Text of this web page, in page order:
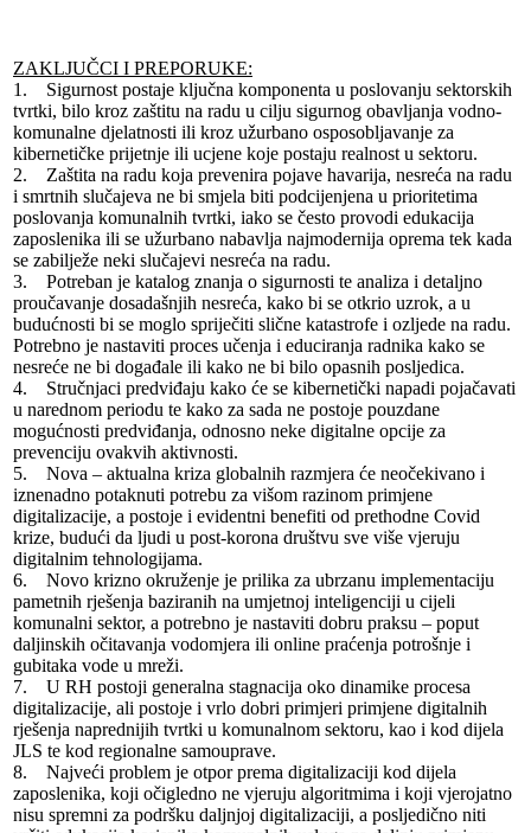
ZAKLJUČCI I PREPORUKE:
1. Sigurnost postaje ključna komponenta u poslovanju sektorskih
tvrtki, bilo kroz zaštitu na radu u cilju sigurnog obavljanja vodno-
komunalne djelatnosti ili kroz užurbano osposobljavanje za
kibernetičke prijetnje ili ucjene koje postaju realnost u sektoru.
2. Zaštita na radu koja prevenira pojave havarija, nesreća na radu
i smrtnih slučajeva ne bi smjela biti podcijenjena u prioritetima
poslovanja komunalnih tvrtki, iako se često provodi edukacija
zaposlenika ili se užurbano nabavlja najmodernija oprema tek kada
se zabilježe neki slučajevi nesreća na radu.
3. Potreban je katalog znanja o sigurnosti te analiza i detaljno
proučavanje dosadašnjih nesreća, kako bi se otkrio uzrok, a u
budućnosti bi se moglo spriječiti slične katastrofe i ozljede na radu.
Potrebno je nastaviti proces učenja i educiranja radnika kako se
nesreće ne bi događale ili kako ne bi bilo opasnih posljedica.
4. Stručnjaci predviđaju kako će se kibernetički napadi pojačavati
u narednom periodu te kako za sada ne postoje pouzdane
mogućnosti predviđanja, odnosno neke digitalne opcije za
prevenciju ovakvih aktivnosti.
5. Nova – aktualna kriza globalnih razmjera će neočekivano i
iznenadno potaknuti potrebu za višom razinom primjene
digitalizacije, a postoje i evidentni benefiti od prethodne Covid
krize, budući da ljudi u post-korona društvu sve više vjeruju
digitalnim tehnologijama.
6. Novo krizno okruženje je prilika za ubrzanu implementaciju
pametnih rješenja baziranih na umjetnoj inteligenciji u cijeli
komunalni sektor, a potrebno je nastaviti dobru praksu – poput
daljinskih očitavanja vodomjera ili online praćenja potrošnje i
gubitaka vode u mreži.
7. U RH postoji generalna stagnacija oko dinamike procesa
digitalizacije, ali postoje i vrlo dobri primjeri primjene digitalnih
rješenja naprednijih tvrtki u komunalnom sektoru, kao i kod dijela
JLS te kod regionalne samouprave.
8. Najveći problem je otpor prema digitalizaciji kod dijela
zaposlenika, koji očigledno ne vjeruju algoritmima i koji vjerojatno
nisu spremni za podršku daljnjoj digitalizaciji, a posljedično niti